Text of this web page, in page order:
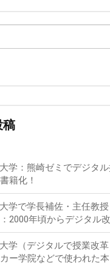
稿
学：熊崎ゼミでデジタ
籍化！
学で学長補佐・主任教
2000年頃からデジタル
学（デジタルで授業改
ー学院などで使われた